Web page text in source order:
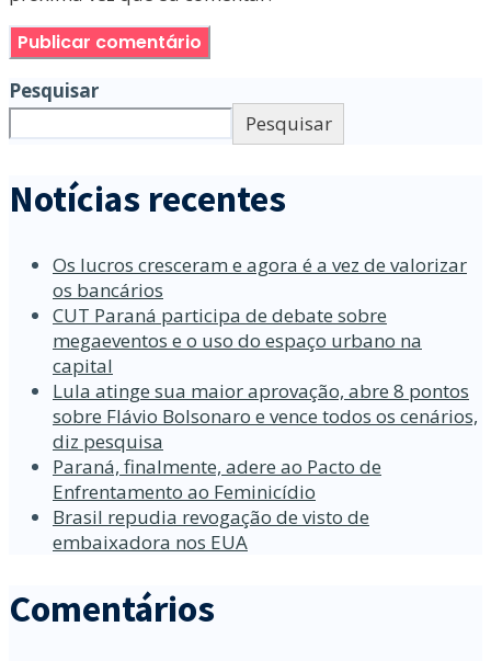
Pesquisar
Pesquisar
Notícias recentes
Os lucros cresceram e agora é a vez de valorizar
os bancários
CUT Paraná participa de debate sobre
megaeventos e o uso do espaço urbano na
capital
Lula atinge sua maior aprovação, abre 8 pontos
sobre Flávio Bolsonaro e vence todos os cenários,
diz pesquisa
Paraná, finalmente, adere ao Pacto de
Enfrentamento ao Feminicídio
Brasil repudia revogação de visto de
embaixadora nos EUA
Comentários